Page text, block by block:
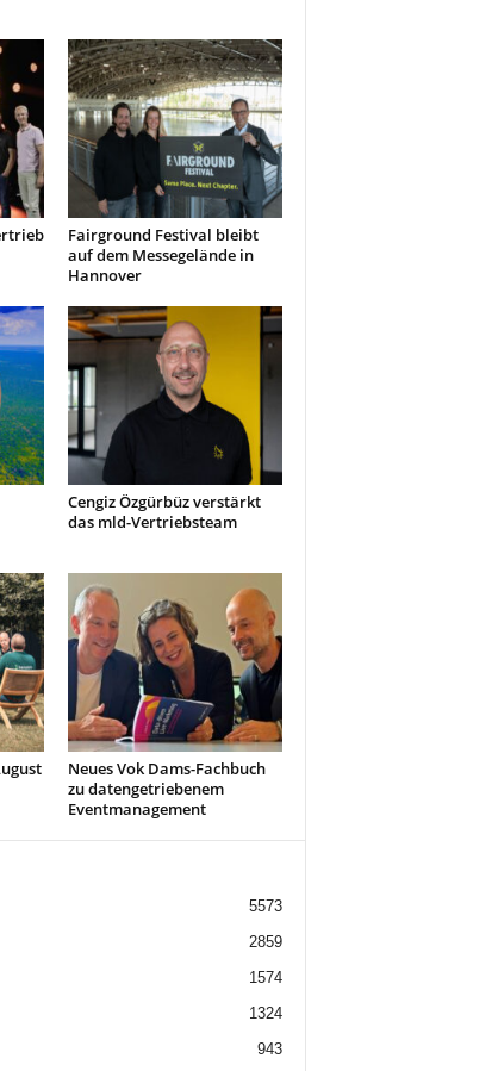
Fairground Festival bleibt
auf dem Messegelände in
Hannover
Cengiz Özgürbüz verstärkt
das mld-Vertriebsteam
Neues Vok Dams-Fachbuch
zu datengetriebenem
Eventmanagement
5573
2859
1574
1324
943